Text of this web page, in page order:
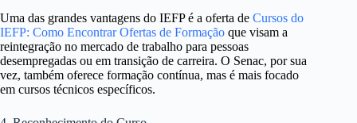
Uma das grandes vantagens do IEFP é a oferta de Cursos do
IEFP: Como Encontrar Ofertas de Formação que visam a
reintegração no mercado de trabalho para pessoas
desempregadas ou em transição de carreira. O Senac, por sua
vez, também oferece formação contínua, mas é mais focado
em cursos técnicos específicos.